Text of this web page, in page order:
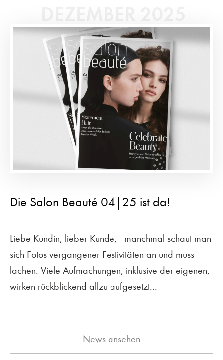
Die Salon Beauté 04|25 ist da!
Liebe Kundin, lieber Kunde, manchmal schaut man
sich Fotos vergangener Festivitäten an und muss
lachen. Viele Aufmachungen, inklusive der eigenen,
wirken rückblickend allzu aufgesetzt...
News ansehen